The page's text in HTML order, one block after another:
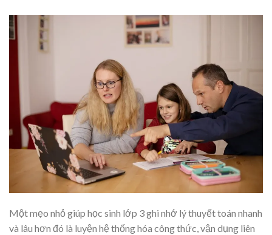
Một mẹo nhỏ giúp học sinh lớp 3 ghi nhớ lý thuyết toán nhanh
và lâu hơn đó là luyện hệ thống hóa công thức, vận dụng liên